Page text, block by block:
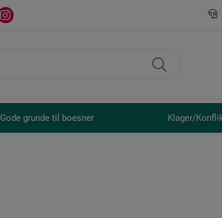
Gode grunde til boesner Klager/